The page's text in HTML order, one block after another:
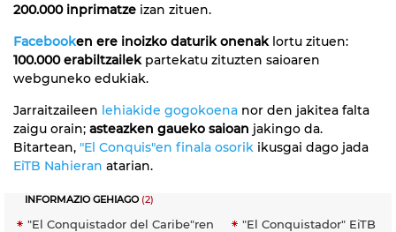
200.000 inprimatze izan zituen.
Facebooken ere inoizko daturik onenaklortu zituen:
100.000 erabiltzailek partekatu zituzten saioaren
webguneko edukiak.
Jarraitzaileen lehiakide gogokoena nor den jakitea falta
zaigu orain; asteazken gaueko saioan jakingo da.
Bitartean, "El Conquis"en finala osorik ikusgai dago jada
EiTB Nahieran atarian.
INFORMAZIO GEHIAGO(2)
"El Conquistador del Caribe"ren
"El Conquistador" EiTB